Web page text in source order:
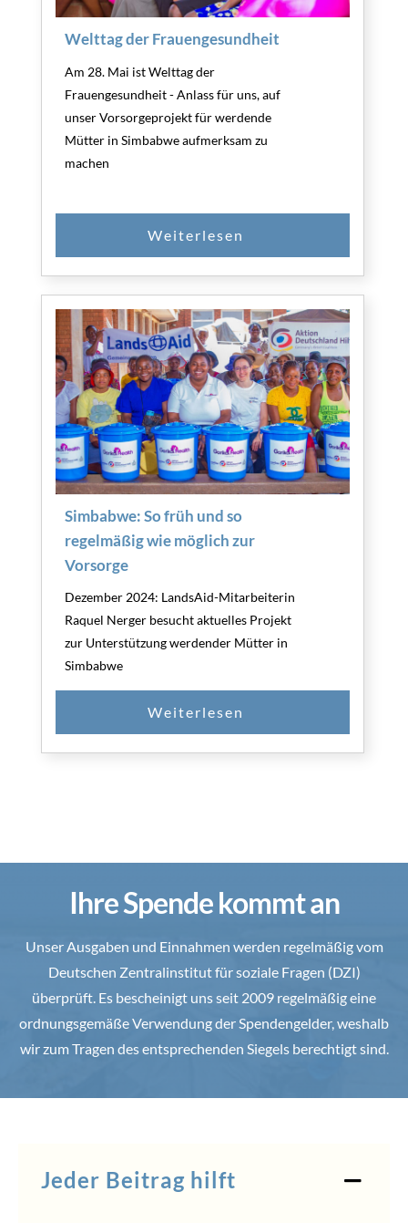
Welttag der Frauengesundheit
Am 28. Mai ist Welttag der
Frauengesundheit - Anlass für uns, auf
unser Vorsorgeprojekt für werdende
Mütter in Simbabwe aufmerksam zu
machen
Simbabwe: So früh und so
regelmäßig wie möglich zur
Vorsorge
Dezember 2024: LandsAid-Mitarbeiterin
Raquel Nerger besucht aktuelles Projekt
zur Unterstützung werdender Mütter in
Simbabwe
Ihre Spende kommt an
Unser Ausgaben und Einnahmen werden regelmäßig vom
Deutschen Zentralinstitut für soziale Fragen (DZI)
überprüft. Es bescheinigt uns seit 2009 regelmäßig eine
ordnungsgemäße Verwendung der Spendengelder, weshalb
wir zum Tragen des entsprechenden Siegels berechtigt sind.
Jeder Beitrag hilft